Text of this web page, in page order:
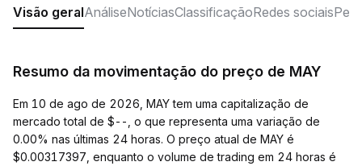
Visão geralAnáliseNotíciasClassificaçãoRedes sociais
Resumo da movimentação do preço de MAY
Em 10 de ago de 2026, MAY tem uma capitalização de
mercado total de $--, o que representa uma variação de
0.00% nas últimas 24 horas. O preço atual de MAY é
$0.00317397, enquanto o volume de trading em 24 horas é